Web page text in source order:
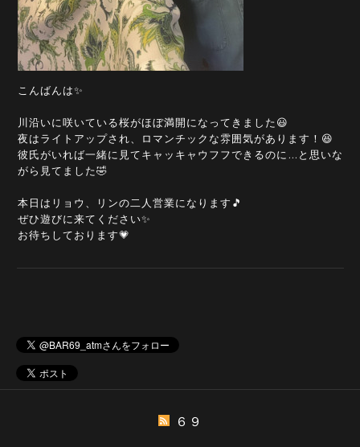
こんばんは✨
川沿いに咲いている桜がほぼ満開になってきました😃
夜はライトアップされ、ロマンチックな雰囲気があります！😆
彼氏がいれば一緒に見てキャッキャウフフできるのに…と思いな
がら見てました🤣
本日はリョウ、リンの二人営業になります🎵
ぜひ遊びに来てください✨
お待ちしております💗
６９